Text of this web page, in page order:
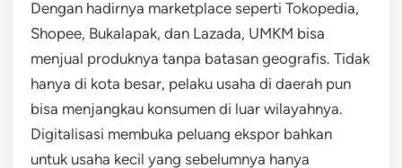
Dengan hadirnya marketplace seperti Tokopedia,
Shopee, Bukalapak, dan Lazada, UMKM bisa
menjual produknya tanpa batasan geografis. Tidak
hanya di kota besar, pelaku usaha di daerah pun
bisa menjangkau konsumen di luar wilayahnya.
Digitalisasi membuka peluang ekspor bahkan
untuk usaha kecil yang sebelumnya hanya